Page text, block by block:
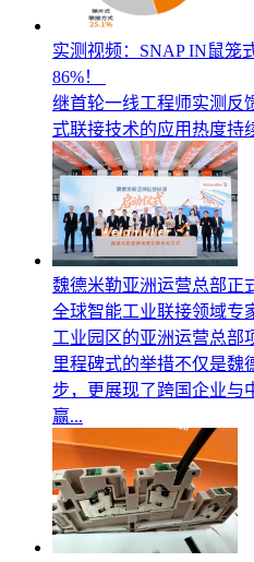
实测视频：SNAP IN鼠笼
86%！
继首轮一线工程师实测反
式联接技术的应用热度持
魏德米勒亚洲运营总部正
全球智能工业联接领域专
工业园区的亚洲运营总部
里程碑式的举措不仅是魏
步，更展现了跨国企业与
赢...